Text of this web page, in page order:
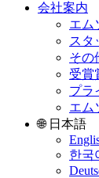
会社案内
エム
スタ
その
受賞
プラ
エム
🌐 日本語
한국